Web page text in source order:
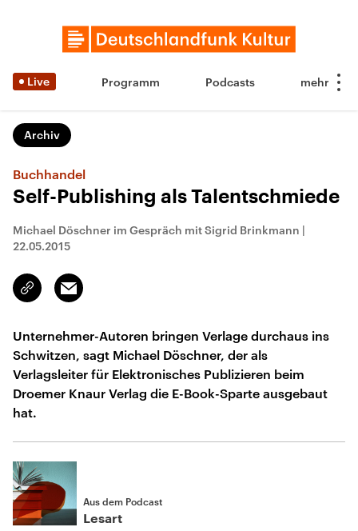
Live Programm Podcasts
Archiv
Buchhandel
Self-Publishing als Talentschmiede
Michael Döschner im Gespräch mit Sigrid Brinkmann |
22.05.2015
Link
kopieren/teilen
Email
Unternehmer-Autoren bringen Verlage durchaus ins
Schwitzen, sagt Michael Döschner, der als
Verlagsleiter für Elektronisches Publizieren beim
Droemer Knaur Verlag die E-Book-Sparte ausgebaut
hat.
Aus dem Podcast
Lesart